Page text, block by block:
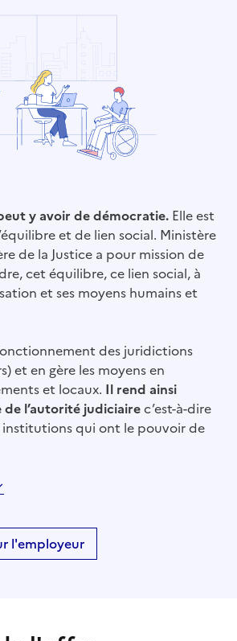
y avoir de démocratie. Elle est
et de lien social. Ministère
de la Justice a pour mission de
cet équilibre, ce lien social, à
et ses moyens humains et
des juridictions
et en gère les moyens en
et locaux. Il rend ainsi
de l’autorité judiciairec’est-à-dire
institutions qui ont le pouvoir de
l'employeur